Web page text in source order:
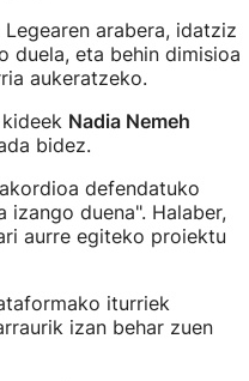
arabera, idatziz
duela, eta behin dimisioa
aukeratzeko.
Nadia Nemeh
bidez.
defendatuko
duena". Halaber,
aurre egiteko proiektu
iturriek
izan behar zuen